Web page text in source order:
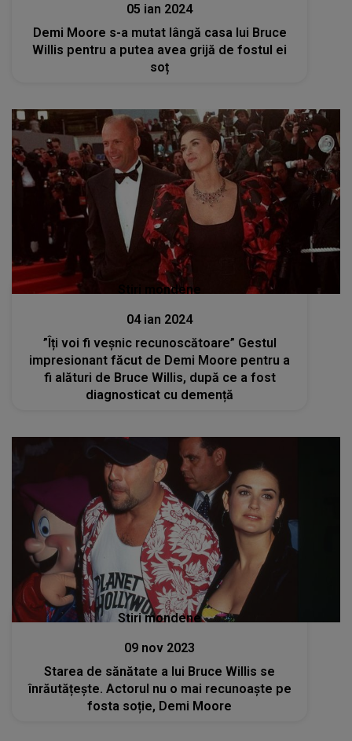
05 ian 2024
Demi Moore s-a mutat lângă casa lui Bruce
Willis pentru a putea avea grijă de fostul ei
soț
Stiri mondene
04 ian 2024
”Îți voi fi veșnic recunoscătoare” Gestul
impresionant făcut de Demi Moore pentru a
fi alături de Bruce Willis, după ce a fost
diagnosticat cu demență
Stiri mondene
09 nov 2023
Starea de sănătate a lui Bruce Willis se
înrăutățește. Actorul nu o mai recunoaște pe
fosta soție, Demi Moore